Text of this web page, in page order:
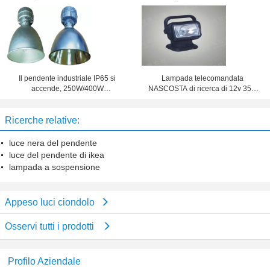
all'aperto, 3w/5w 175lm/105lm
accende, lampada del soffitto
HPS/di MH
Il pendente industriale IP65 si
accende, 250W/400W
Lampada telecomandata
NASCOSTA di ricerca di 12v 35w
Ricerche relative:
luce nera del pendente
luce del pendente di ikea
lampada a sospensione
Appeso luci ciondolo
Osservi tutti i prodotti
Profilo Aziendale